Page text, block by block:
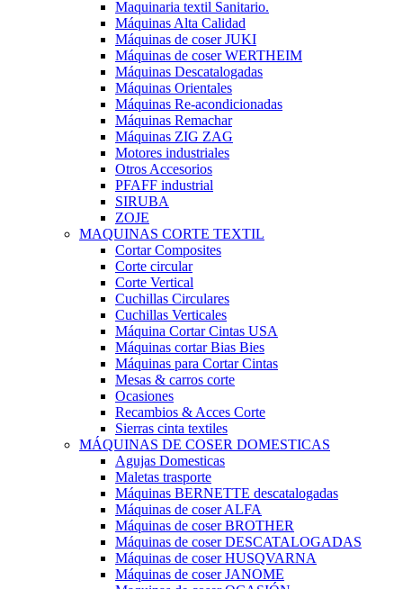
Maquinaria textil Sanitario.
Máquinas Alta Calidad
Máquinas de coser JUKI
Máquinas de coser WERTHEIM
Máquinas Descatalogadas
Máquinas Orientales
Máquinas Re-acondicionadas
Máquinas Remachar
Máquinas ZIG ZAG
Motores industriales
Otros Accesorios
PFAFF industrial
SIRUBA
ZOJE
MAQUINAS CORTE TEXTIL
Cortar Composites
Corte circular
Corte Vertical
Cuchillas Circulares
Cuchillas Verticales
Máquina Cortar Cintas USA
Máquinas cortar Bias Bies
Máquinas para Cortar Cintas
Mesas & carros corte
Ocasiones
Recambios & Acces Corte
Sierras cinta textiles
MÁQUINAS DE COSER DOMESTICAS
Agujas Domesticas
Maletas trasporte
Máquinas BERNETTE descatalogadas
Máquinas de coser ALFA
Máquinas de coser BROTHER
Máquinas de coser DESCATALOGADAS
Máquinas de coser HUSQVARNA
Máquinas de coser JANOME